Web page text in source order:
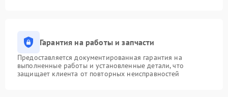
Гарантия на работы и запчасти
Предоставляется документированная гарантия на
выполненные работы и установленные детали, что
защищает клиента от повторных неисправностей